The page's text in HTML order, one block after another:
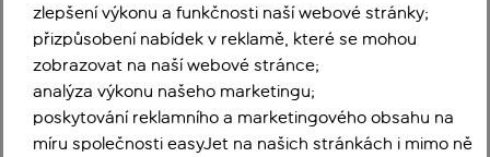
zlepšení výkonu a funkčnosti naší webové stránky;
přizpůsobení nabídek v reklamě, které se mohou
zobrazovat na naší webové stránce;
analýza výkonu našeho marketingu;
poskytování reklamního a marketingového obsahu na
míru společnosti easyJet na našich stránkách i mimo ně